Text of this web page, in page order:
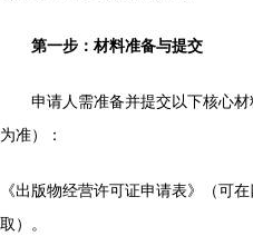
第一步：材料准备与提交
申请人需准备并提交以下核心
为准）：
《出版物经营许可证申请表》（可
取）。